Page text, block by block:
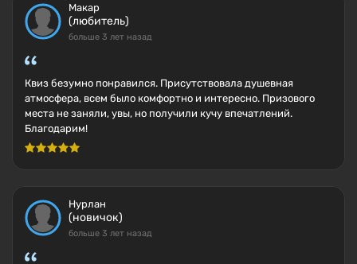
Макар
(любитель)
больше 3 лет назад
Квиз безумно понравился. Присутствовала душевная
атмосфера, всем было комфортно и интересно. Призового
места не заняли, увы, но получили кучу впечатлений.
Благодарим!
Нурлан
(новичок)
больше 3 лет назад